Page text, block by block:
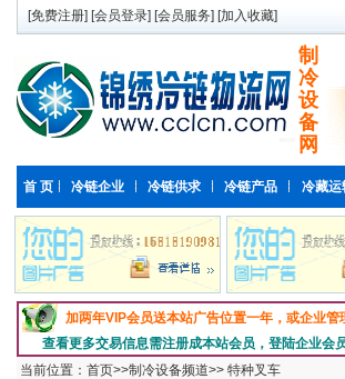
[免费注册] [会员登录] [会员服务] [加入收藏]
制
冷
设
备
网
首 页 冷链企业 冷链供求 冷链产品 冷藏运
加两年VIP会员送本站广告位置一年，或企业
查看更多交易信息需注册成本站会员，登陆企业会
当前位置： 首页>>制冷设备频道>> 特种叉车